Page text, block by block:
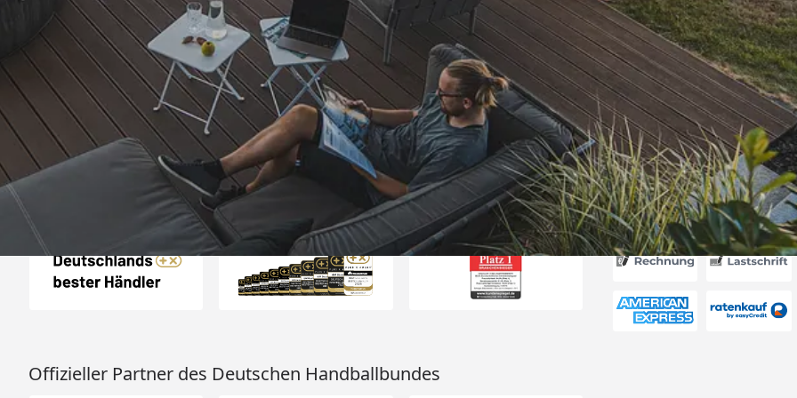
Trusted Shops
4,93/ 5
1.767 Bewertungen
„Super schnelle Lieferung!!! Alles
bestens!!!“
30.07.2026
Versand
Auszeichnungen Akzeptierte
Offizieller Partner des Deutschen Handballbundes